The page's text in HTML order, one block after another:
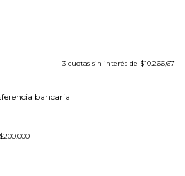
3 cuotas sin interés de $10.266,67
bancaria
$200.000